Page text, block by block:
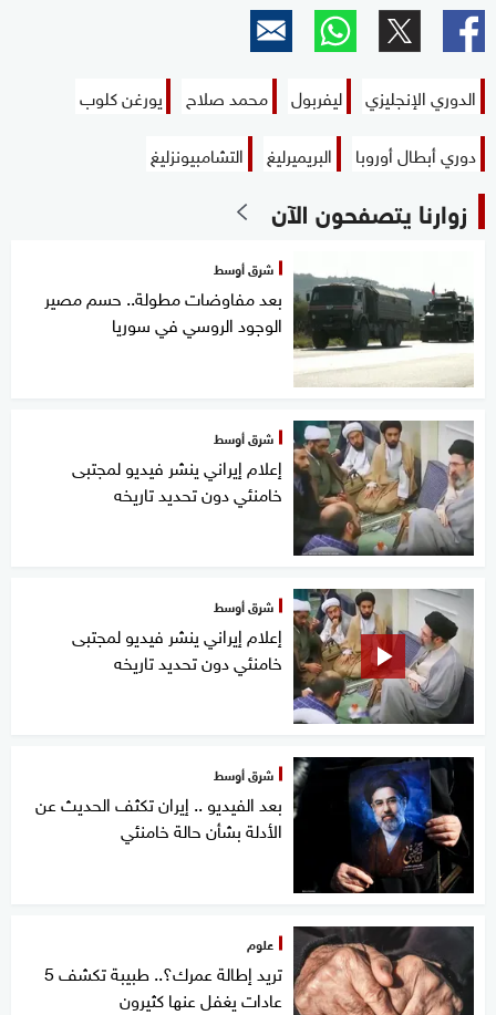
الدوري الإنجليزي ليفربول محمد صلاح
يورغن كلوب
دوري أبطال أوروبا
البريميرليغ التشامبيونزليغ
زوارنا يتصفحون الآن
شرق أوسط
بعد مفاوضات مطولة.. حسم مصير
الوجود الروسي في سوريا
شرق أوسط
إعلام إيراني ينشر فيديو لمجتبى
خامنئي دون تحديد تاريخه
شرق أوسط
إعلام إيراني ينشر فيديو لمجتبى
خامنئي دون تحديد تاريخه
شرق أوسط
بعد الفيديو .. إيران تكثف الحديث عن
الأدلة بشأن حالة خامنئي
علوم
تريد إطالة عمرك؟.. طبيبة تكشف 5
عادات يغفل عنها كثيرون